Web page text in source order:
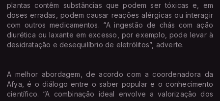
plantas contêm substâncias que podem ser tóxicas e, em
doses erradas, podem causar reações alérgicas ou interagir
com outros medicamentos. “A ingestão de chás com ação
diurética ou laxante em excesso, por exemplo, pode levar à
desidratação e desequilíbrio de eletrólitos”, adverte.
A melhor abordagem, de acordo com a coordenadora da
Afya, é o diálogo entre o saber popular e o conhecimento
científico. “A combinação ideal envolve a valorização dos